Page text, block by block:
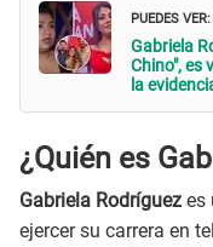
PUEDES VER:
Gabriela
Chino", es
la
¿Quién es
Gabriela Rodríguez es
ejercer su carrera en